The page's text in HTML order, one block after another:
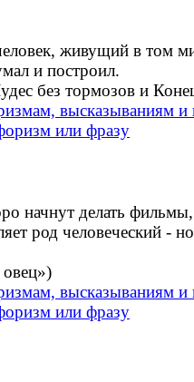
живущий в том
и построил.
без тормозов и
начнут делать
род человеческий -